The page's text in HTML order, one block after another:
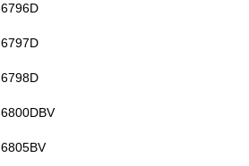
6796D
6797D
6798D
6800DBV
6805BV